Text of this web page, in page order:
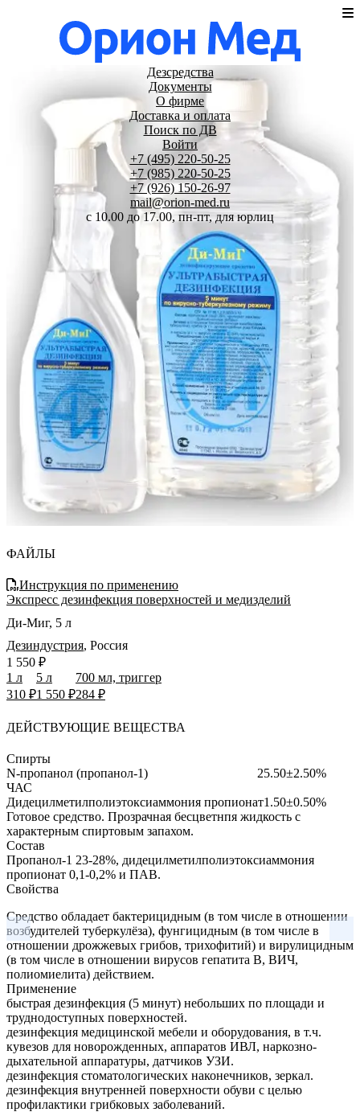
Дезсредства
Документы
О фирме
Доставка и оплата
Поиск по ДВ
Войти
+7 (495) 220-50-25
+7 (985) 220-50-25
+7 (926) 150-26-97
mail@orion-med.ru
c 10.00 до 17.00, пн-пт, для юрлиц
ФАЙЛЫ
Инструкция по применению
Экспресс дезинфекция поверхностей и медизделий
Ди-Миг, 5 л
Дезиндустрия, Россия
1 л
310 ₽
5 л
1 550 ₽
700 мл, триггер
284 ₽
ДЕЙСТВУЮЩИЕ ВЕЩЕСТВА
Спирты
N-пропанол (пропанол-1)
25.50±2.50%
ЧАС
Дидецилметилполиэтоксиаммония пропионат1.50±0.50%
Готовое средство. Прозрачная бесцветнпя жидкость с
характерным спиртовым запахом.
Состав
Пропанол-1 23-28%, дидецилметилполиэтоксиаммония
пропионат 0,1-0,2% и ПАВ.
Свойства
Средство обладает бактерицидным (в том числе в отношении
возбудителей туберкулёза), фунгицидным (в том числе в
отношении дрожжевых грибов, трихофитий) и вирулицидным
(в том числе в отношении вирусов гепатита В, ВИЧ,
полиомиелита) действием.
Применение
быстрая дезинфекция (5 минут) небольших по площади и
труднодоступных поверхностей.
дезинфекция медицинской мебели и оборудования, в т.ч.
кувезов для новорожденных, аппаратов ИВЛ, наркозно-
дыхательной аппаратуры, датчиков УЗИ.
дезинфекция стоматологических наконечников, зеркал.
дезинфекция внутренней поверхности обуви с целью
профилактики грибковых заболеваний.
1 550 ₽